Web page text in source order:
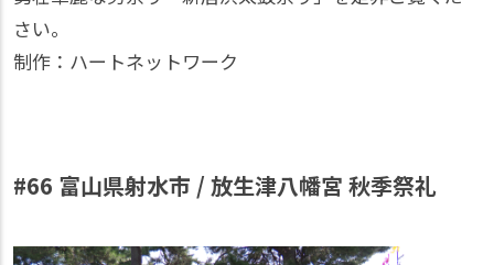
さい。
制作：ハートネットワーク
#66 富山県射水市 / 放生津八幡宮 秋季祭礼